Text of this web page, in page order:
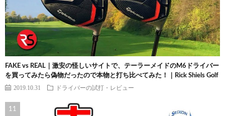
FAKE vs REAL｜激安の怪しいサイトで、テーラーメイドのM6ドライバー
を買ってみたら偽物だったので本物と打ち比べてみた！｜Rick Shiels Golf
2019.10.31 ドライバーの試打・レビュー